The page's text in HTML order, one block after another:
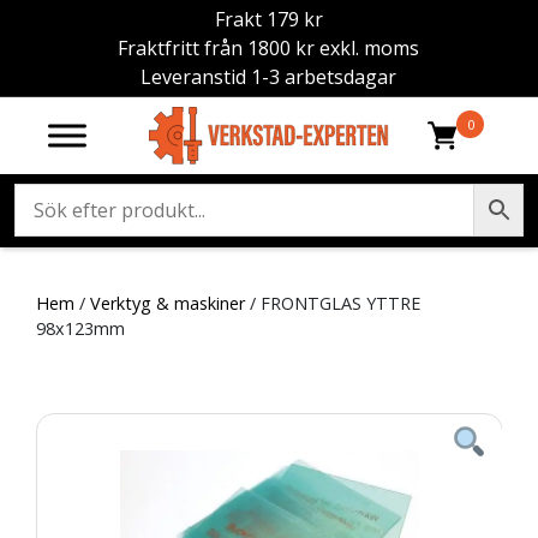
Frakt 179 kr
Fraktfritt från 1800 kr exkl. moms
Leveranstid 1-3 arbetsdagar
0
Hem / Verktyg & maskiner/ FRONTGLAS YTTRE
98x123mm